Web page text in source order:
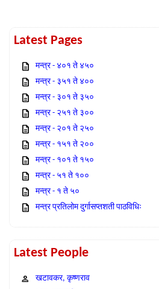
Latest Pages
मन्त्र - ४०१ ते ४५०
मन्त्र - ३५१ ते ४००
मन्त्र - ३०१ ते ३५०
मन्त्र - २५१ ते ३००
मन्त्र - २०१ ते २५०
मन्त्र - १५१ ते २००
मन्त्र - १०१ ते १५०
मन्त्र - ५१ ते १००
मन्त्र - १ ते ५०
मन्त्र प्रतिलोम दुर्गासप्तशती पाठविधिः
Latest People
खटावकर, कृष्णराव